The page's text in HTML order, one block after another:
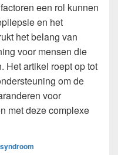
een rol kunnen
en het
het belang van
voor mensen die
Het artikel roept op tot
om de
voor
met deze complexe
van epilepsie op